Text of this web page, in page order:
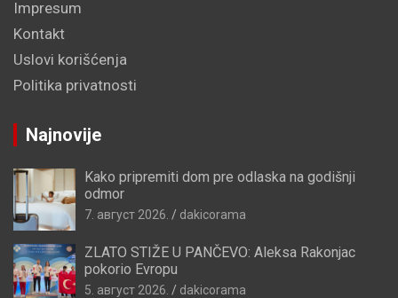
Impresum
Kontakt
Uslovi korišćenja
Politika privatnosti
Najnovije
Kako pripremiti dom pre odlaska na godišnji
odmor
7. август 2026. dakicorama
ZLATO STIŽE U PANČEVO: Aleksa Rakonjac
pokorio Evropu
5. август 2026. dakicorama